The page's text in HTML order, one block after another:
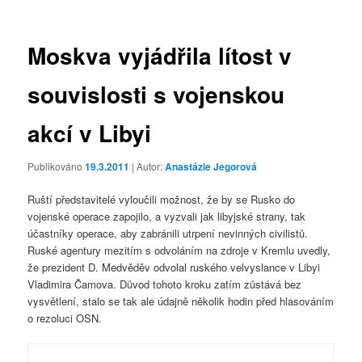
Moskva vyjádřila lítost v
souvislosti s vojenskou
akcí v Libyi
Publikováno19.3.2011 | Autor:Anastázie Jegorová
Ruští představitelé vyloučili možnost, že by se Rusko do
vojenské operace zapojilo, a vyzvali jak libyjské strany, tak
účastníky operace, aby zabránili utrpení nevinných civilistů.
Ruské agentury mezitím s odvoláním na zdroje v Kremlu uvedly,
že prezident D. Medvěděv odvolal ruského velvyslance v Libyi
Vladimira Čamova. Důvod tohoto kroku zatím zůstává bez
vysvětlení, stalo se tak ale údajně několik hodin před hlasováním
o rezoluci OSN.